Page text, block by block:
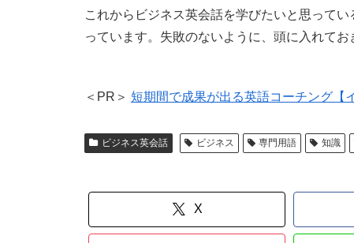
これからビジネス英会話を学びたいと思って
っています。失敗のないように、頭に入れてお
＜PR＞ 短期間で成果が出る英語コーチング【
ビジネス英会話 ビジネス 専門用語 知識
X